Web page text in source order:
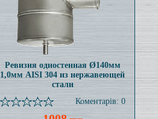
Ревизия одностенная Ø140мм
1,0мм AISI 304 из нержавеющей
стали
Коментарів: 0